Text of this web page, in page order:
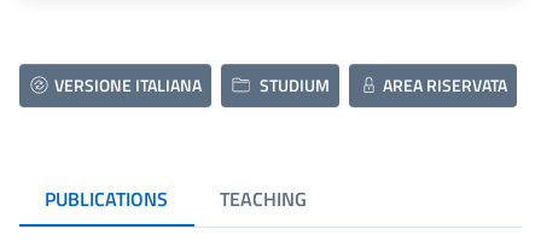
VERSIONE ITALIANA STUDIUM AREA RISERVATA
PUBLICATIONS TEACHING